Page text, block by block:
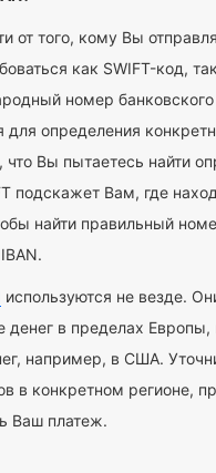
от того, кому Вы
как SWIFT-код,
номер банковского
для определения
что Вы пытаетесь найти
подскажет Вам, где
найти правильный
используются не везде.
денег в пределах Европы,
например, в США.
в конкретном регионе,
Ваш платеж.